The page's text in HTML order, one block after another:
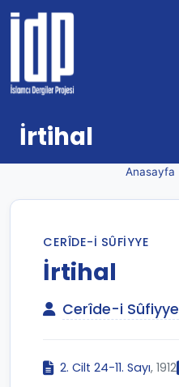
İrtihal
Anasayfa
CERÎDE-I SÛFIYYE
İrtihal
Cerîde-i Sûfiyye
2. Cilt 24-11. Sayı, 1912